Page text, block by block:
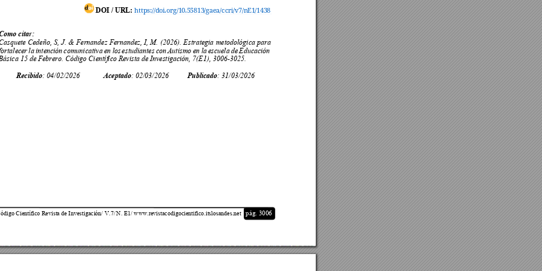
Científico Revista de Investigación/ V.7/ N. E1/ www.revistacodigocientifico.itslosandes.net pág. 3006
DOI / URL: https://doi.org/10.55813/gaea/ccri/v7/nE1/1438
citar:
Cedeño, S, J. & Fernandez Fernandez, I, M. (2026). Estrategia metodológica para
la intención comunicativa en losestudiantes con Autismo en la escuela de Educación
15 de Febrero. Código Científico Revista de Investigación, 7(E1), 3006-3025.
Recibido: 04/02/2026 Aceptado: 02/03/2026 Publicado: 31/03/2026